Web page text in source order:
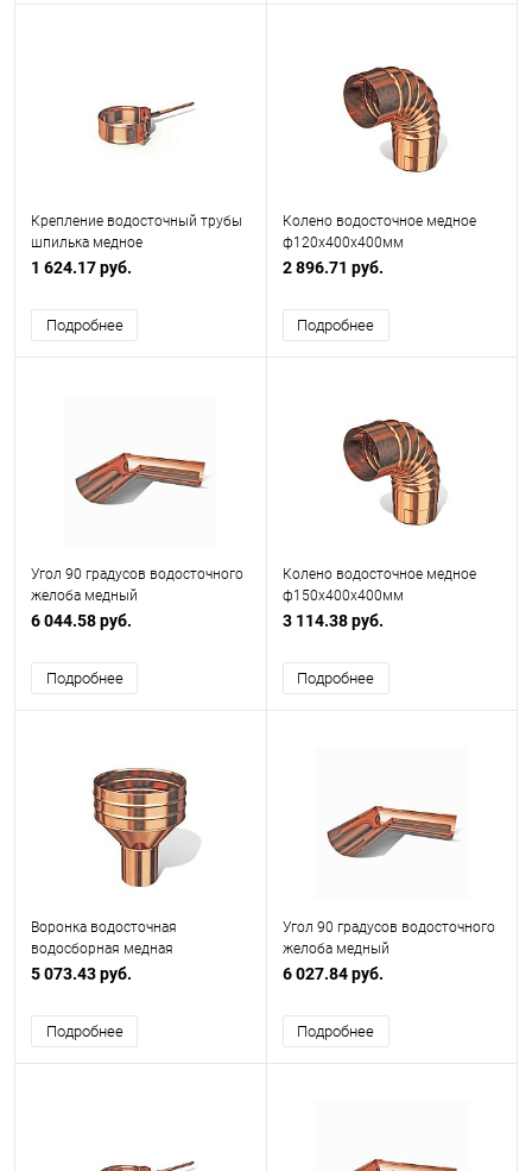
Крепление водосточный трубы
шпилька медное
ф100х10х250мм
1 624.17 руб.
Подробнее
Колено водосточное медное
ф120х400x400мм
2 896.71 руб.
Подробнее
Угол 90 градусов водосточного
желоба медный
ф180х400х400мм
6 044.58 руб.
Подробнее
Колено водосточное медное
ф150х400x400мм
3 114.38 руб.
Подробнее
Воронка водосточная
водосборная медная
ф150х350мм
5 073.43 руб.
Подробнее
Угол 90 градусов водосточного
желоба медный
ф150х400х400мм
6 027.84 руб.
Подробнее